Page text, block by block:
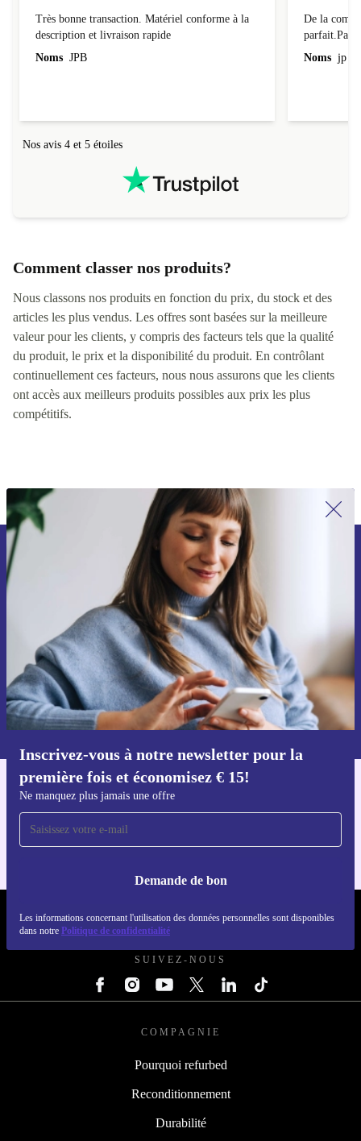
Très bonne transaction
Très bonne transaction. Matériel conforme à la
description et livraison rapide
Parfait.
De la
Comment classer nos produits?
Nous classons nos produits en fonction du prix, du stock et des
articles les plus vendus. Les offres sont basées sur la meilleure
valeur pour les clients, y compris des facteurs tels que la qualité
du produit, le prix et la disponibilité du produit. En contrôlant
continuellement ces facteurs, nous nous assurons que les clients
ont accès aux meilleurs produits possibles aux prix les plus
Inscrivez-vous à notre newsletter pour la
première fois et économisez € 15!
Politique de confidentialité
Inscrivez-vous à notre newsletter pour
la première fois et économisez 15 € !
Ne manquez plus aucune offre.
Voucher aanvragen
Retrouvez les informations sur l'utilisation des données personnelles
dans notre
politique de confidentialité.
Téléchargez l'application refurbed
Pour iOS et Android
REFURBED BELGIQUE - RETHINK NEW.
SUIVEZ-NOUS
COMPAGNIE
Pourquoi refurbed
Reconditionnement
Durabilité